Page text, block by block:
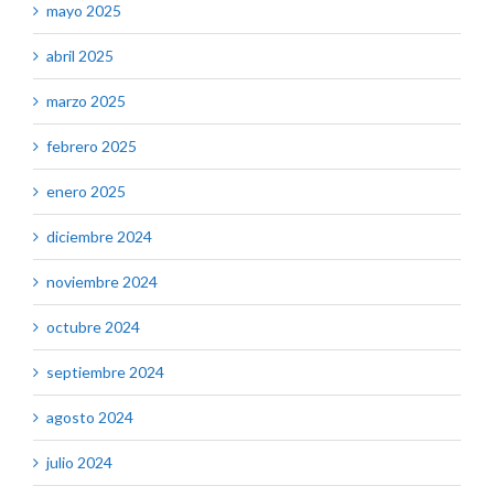
mayo 2025
abril 2025
marzo 2025
febrero 2025
enero 2025
diciembre 2024
noviembre 2024
octubre 2024
septiembre 2024
agosto 2024
julio 2024